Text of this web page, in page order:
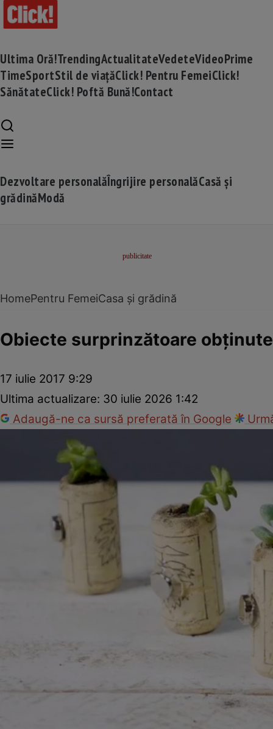
Ultima Oră!TrendingActualitateVedeteVideoPrime
TimeSportStil de viațăClick! Pentru FemeiClick!
SănătateClick! Poftă Bună!Contact
Dezvoltare personalăÎngrijire personalăCasă și
grădinăModă
HomePentru FemeiCasa și grădină
Obiecte surprinzătoare
17 iulie 2017 9:29
Ultima actualizare: 30 iulie 2026 1:42
Adaugă-ne ca sursă preferată în Google